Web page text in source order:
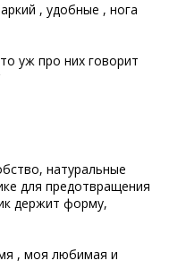
, удобные , нога
уж про них говорит
натуральные
для предотвращения
держит форму,
, моя любимая и